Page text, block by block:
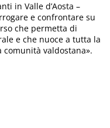
in Valle d’Aosta –
e confrontare su
che permetta di
e che nuoce a tutta la
valdostana».